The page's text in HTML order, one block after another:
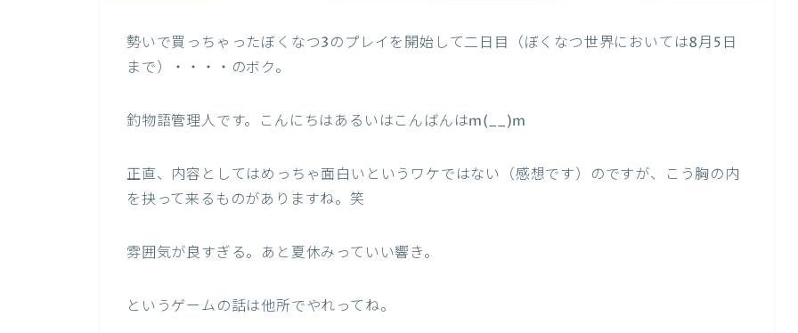
勢いで買っちゃったぼくなつ3のプレイを開始して二日目（ぼくなつ世界においては8月5日
まで）・・・・のボク。
釣物語管理人です。こんにちはあるいはこんばんはm(__)m
正直、内容としてはめっちゃ面白いというワケではない（感想です）のですが、こう胸の内
を抉って来るものがありますね。笑
雰囲気が良すぎる。あと夏休みっていい響き。
というゲームの話は他所でやれってね。